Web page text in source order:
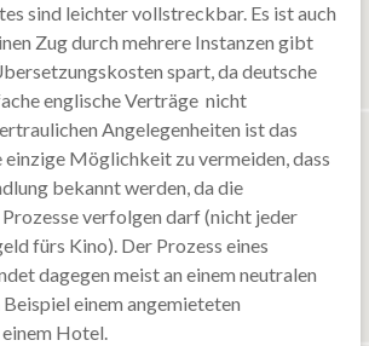
sind leichter vollstreckbar. Es ist auch
Zug durch mehrere Instanzen gibt
spart, da deutsche
englische Verträge nicht
Angelegenheiten ist das
einzige Möglichkeit zu vermeiden, dass
bekannt werden, da die
verfolgen darf (nicht jeder
fürs Kino). Der Prozess eines
dagegen meist an einem neutralen
einem angemieteten
Hotel.